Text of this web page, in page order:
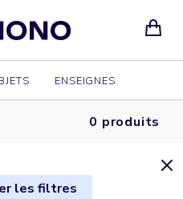
ENSEIGNES
0 produits
les filtres